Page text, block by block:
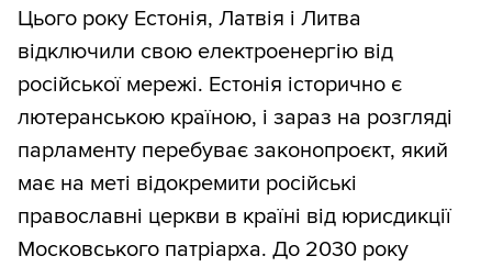
Цього року Естонія, Латвія і Литва
відключили свою електроенергію від
російської мережі. Естонія історично є
лютеранською країною, і зараз на розгляді
парламенту перебуває законопроєкт, який
має на меті відокремити російські
православні церкви в країні від юрисдикції
Московського патріарха. До 2030 року